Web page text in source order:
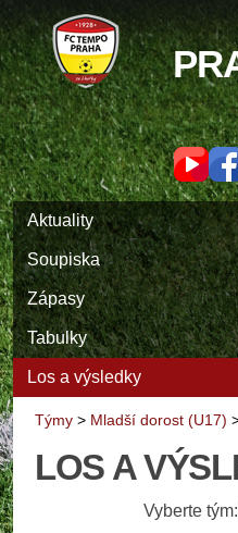
Aktuality
Soupiska
Zápasy
Tabulky
Los a výsledky
Týmy > Mladší dorost (U17)
LOS A
Vyberte tým: